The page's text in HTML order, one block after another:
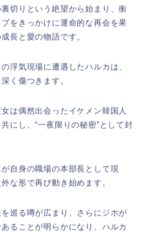
切りという絶望から始まり、衝
をきっかけに運命的な再会を果
長と愛の物語です。
浮気現場に遭遇したハルカは、
く傷つきます。
は偶然出会ったイケメン韓国人
にし、“一夜限りの秘密”として封
自身の職場の本部長として現
な形で再び動き始めます。
巡る噂が広まり、さらにジホが
ることが明らかになり、ハルカ